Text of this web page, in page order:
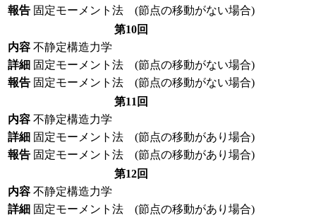
報告 固定モーメント法 (節点の移動がない場合)
第10回
内容 不静定構造力学
詳細 固定モーメント法 (節点の移動がない場合)
報告 固定モーメント法 (節点の移動がない場合)
第11回
内容 不静定構造力学
詳細 固定モーメント法 (節点の移動があり場合)
報告 固定モーメント法 (節点の移動があり場合)
第12回
内容 不静定構造力学
詳細 固定モーメント法 (節点の移動があり場合)